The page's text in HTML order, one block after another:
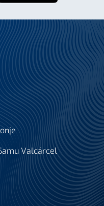
Valcárcel